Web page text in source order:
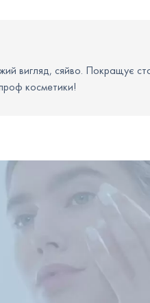
Balancing Toner
ориентируйтесь на
вигляд, сяйво. Покращує
косметики!